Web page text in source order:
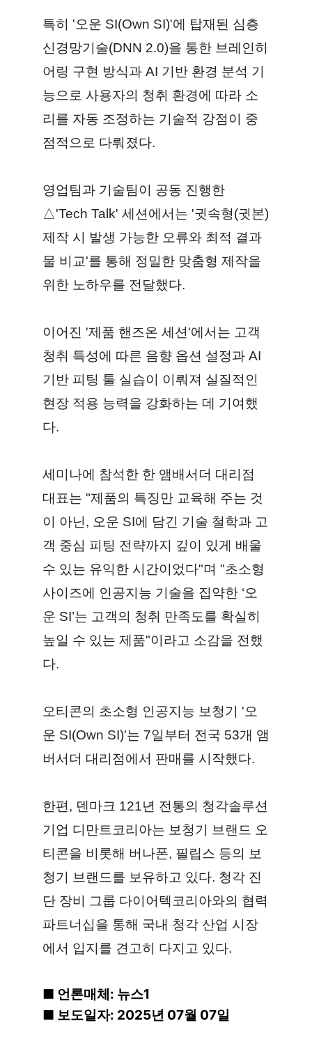
특히 '오운 SI(Own SI)'에 탑재된 심층
신경망기술(DNN 2.0)을 통한 브레인히
어링 구현 방식과 AI 기반 환경 분석 기
능으로 사용자의 청취 환경에 따라 소
리를 자동 조정하는 기술적 강점이 중
점적으로 다뤄졌다.
영업팀과 기술팀이 공동 진행한
△'Tech Talk' 세션에서는 '귓속형(귓본)
제작 시 발생 가능한 오류와 최적 결과
물 비교'를 통해 정밀한 맞춤형 제작을
위한 노하우를 전달했다.
이어진 '제품 핸즈온 세션'에서는 고객
청취 특성에 따른 음향 옵션 설정과 AI
기반 피팅 툴 실습이 이뤄져 실질적인
현장 적용 능력을 강화하는 데 기여했
다.
세미나에 참석한 한 앰배서더 대리점
대표는 "제품의 특징만 교육해 주는 것
이 아닌, 오운 SI에 담긴 기술 철학과 고
객 중심 피팅 전략까지 깊이 있게 배울
수 있는 유익한 시간이었다"며 "초소형
사이즈에 인공지능 기술을 집약한 ‘오
운 SI’는 고객의 청취 만족도를 확실히
높일 수 있는 제품"이라고 소감을 전했
다.
오티콘의 초소형 인공지능 보청기 '오
운 SI(Own SI)'는 7일부터 전국 53개 앰
버서더 대리점에서 판매를 시작했다.
한편, 덴마크 121년 전통의 청각솔루션
기업 디만트코리아는 보청기 브랜드 오
티콘을 비롯해 버나폰, 필립스 등의 보
청기 브랜드를 보유하고 있다. 청각 진
단 장비 그룹 다이어텍코리아와의 협력
파트너십을 통해 국내 청각 산업 시장
에서 입지를 견고히 다지고 있다.
■ 언론매체: 뉴스1
■ 보도일자: 2025년 07월 07일